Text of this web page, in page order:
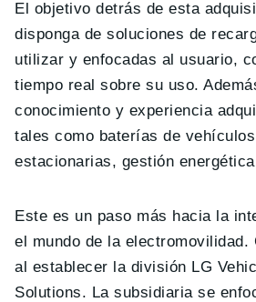
El objetivo detrás de esta
disponga de soluciones de
utilizar y enfocadas al usuario,
tiempo real sobre su uso.
conocimiento y experiencia
tales como baterías de
estacionarias, gestión
Este es un paso más hacia la
el mundo de la electromovilidad.
al establecer la división LG
Solutions. La subsidiaria se